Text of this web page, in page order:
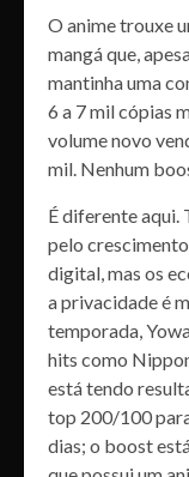
O anime trouxe
mangá que,
mantinha uma
6 a 7 mil cópias
volume novo
mil. Nenhum
É diferente aqui.
pelo
digital, mas os
a privacidade é
temporada,
hits como
está tendo
top 200/100
dias; o boost